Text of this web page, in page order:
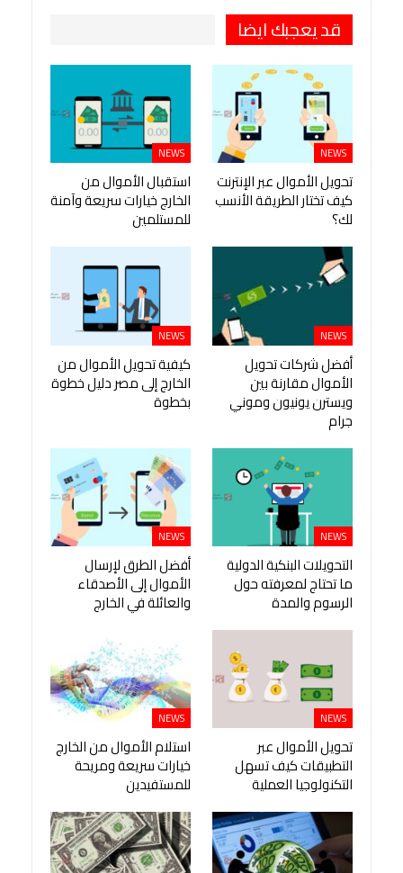
قد يعجبك ايضا
NEWS
تحويل الأموال عبر الإنترنت
كيف تختار الطريقة الأنسب
لك؟
NEWS
استقبال الأموال من
الخارج خيارات سريعة وآمنة
للمستلمين
NEWS
أفضل شركات تحويل
الأموال مقارنة بين
ويسترن يونيون وموني
جرام
NEWS
كيفية تحويل الأموال من
الخارج إلى مصر دليل خطوة
بخطوة
NEWS
التحويلات البنكية الدولية
ما تحتاج لمعرفته حول
الرسوم والمدة
NEWS
أفضل الطرق لإرسال
الأموال إلى الأصدقاء
والعائلة في الخارج
NEWS
تحويل الأموال عبر
التطبيقات كيف تسهل
التكنولوجيا العملية
NEWS
استلام الأموال من الخارج
خيارات سريعة ومريحة
للمستفيدين